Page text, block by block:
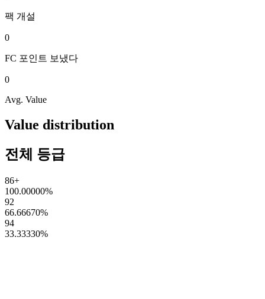
팩 개설
0
FC 포인트 보냈다
0
Avg. Value
Value distribution
전체 등급
86+
100.00000%
92
66.66670%
94
33.33330%